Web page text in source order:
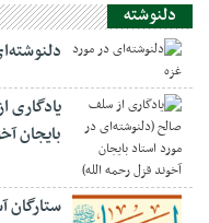
دلنوشته
یادگاری
بایجان
ستارگان